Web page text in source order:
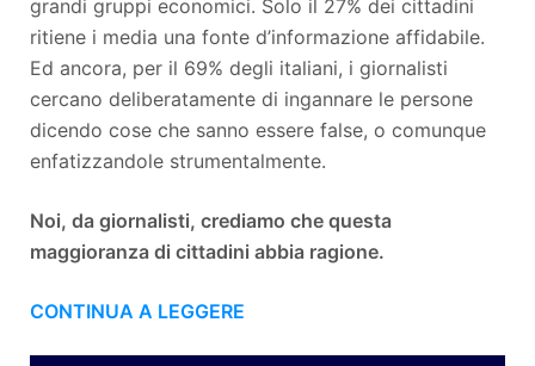
grandi gruppi economici. Solo il 27% dei cittadini
ritiene i media una fonte d’informazione affidabile.
Ed ancora, per il 69% degli italiani, i giornalisti
cercano deliberatamente di ingannare le persone
dicendo cose che sanno essere false, o comunque
enfatizzandole strumentalmente.
Noi, da giornalisti, crediamo che questa
maggioranza di cittadini abbia ragione.
CONTINUA A LEGGERE